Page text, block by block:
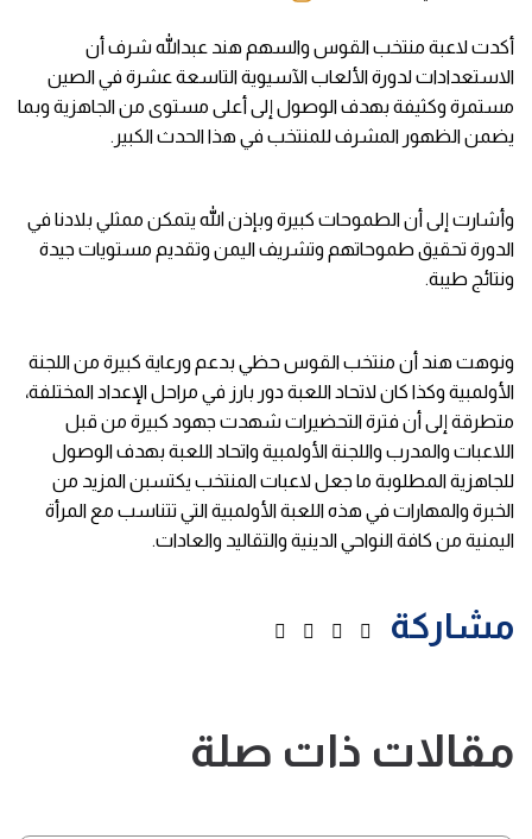
أكدت لاعبة منتخب القوس والسهم هند عبدالله شرف أن
الاستعدادات لدورة الألعاب الآسيوية التاسعة عشرة في الصين
مستمرة وكثيفة بهدف الوصول إلى أعلى مستوى من الجاهزية وبما
يضمن الظهور المشرف للمنتخب في هذا الحدث الكبير.
وأشارت إلى أن الطموحات كبيرة وبإذن الله يتمكن ممثلي بلادنا في
الدورة تحقيق طموحاتهم وتشريف اليمن وتقديم مستويات جيدة
ونتائج طيبة.
ونوهت هند أن منتخب القوس حظي بدعم ورعاية كبيرة من اللجنة
الأولمبية وكذا كان لاتحاد اللعبة دور بارز في مراحل الإعداد المختلفة،
متطرقة إلى أن فترة التحضيرات شهدت جهود كبيرة من قبل
اللاعبات والمدرب واللجنة الأولمبية واتحاد اللعبة بهدف الوصول
للجاهزية المطلوبة ما جعل لاعبات المنتخب يكتسبن المزيد من
الخبرة والمهارات في هذه اللعبة الأولمبية التي تتناسب مع المرأة
اليمنية من كافة النواحي الدينية والتقاليد والعادات.
مشاركة
مقالات ذات صلة